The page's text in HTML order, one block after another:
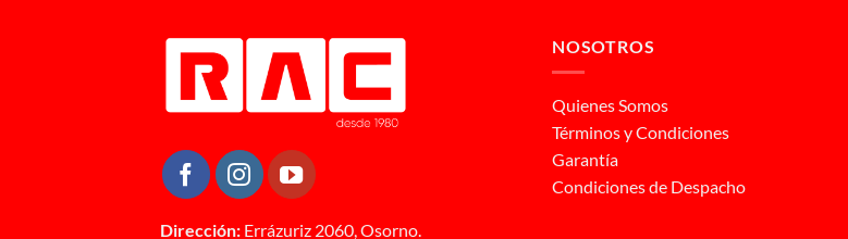
Dirección: Errázuriz 2060, Osorno.
NOSOTROS
Quienes Somos
Términos y Condiciones
Garantía
Condiciones de Despacho